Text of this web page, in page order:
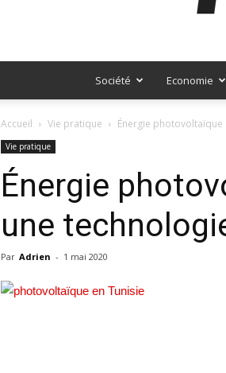
Société Economie
Accueil Vie pratique Énergie photovoltaïque
Vie pratique
Énergie
une
Par Adrien - 1 mai 2020